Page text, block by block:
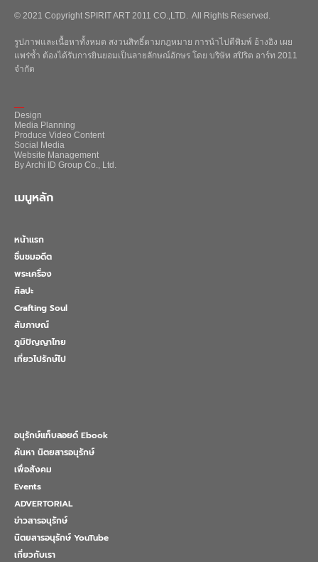
© 2021 Copyright SPIRIT ART 2011 CO.,LTD. All Rights Reserved.
รูปภาพและเนื้อหาทั้งหมด สงวนสิทธิ์ตามกฎหมาย การนำไปตีพิมพ์ อ้างอิง เผย
แพร่ซ้ำ ต้องได้รับการยินยอมเป็นลายลักษณ์อักษร โดย บริษัท สปิริต อาร์ท 2011
จำกัด
Design
Media Planning
Produce Video Content
Social Media
Website Management
By Archi ID Group Co., Ltd.
เมนูหลัก
หน้าแรก
ชื่นชมอดีต
พระเครื่อง
ศิลปะ
Crafting Soul
สัมภาษณ์
ภูมิปัญญาไทย
เที่ยวไปรักษ์ไป
อนุรักษ์แท็บลอยด์ Ebook
ค้นหา นิตยสารอนุรักษ์
เพื่อสังคม
Events
ADVERTORIAL
ข่าวสารอนุรักษ์
นิตยสารอนุรักษ์ YouTube
เกี่ยวกับเรา